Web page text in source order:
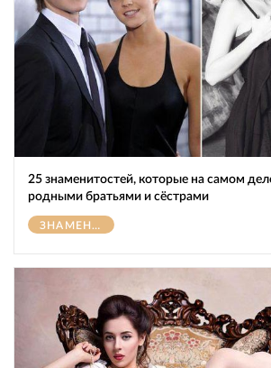
25 знаменитостей, которые на самом
родными братьями и сёстрами
ЗНАМЕНИТОСТИ